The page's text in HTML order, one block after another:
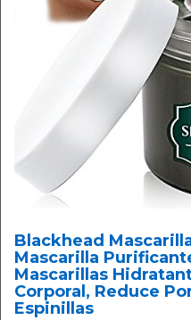
Blackhead
Mascarilla
Mascarillas
Corporal, Reduce
Espinillas